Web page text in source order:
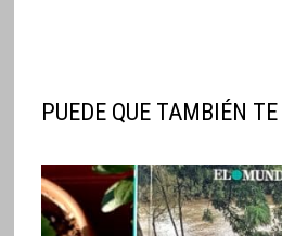
PUEDE QUE TAMBIÉN